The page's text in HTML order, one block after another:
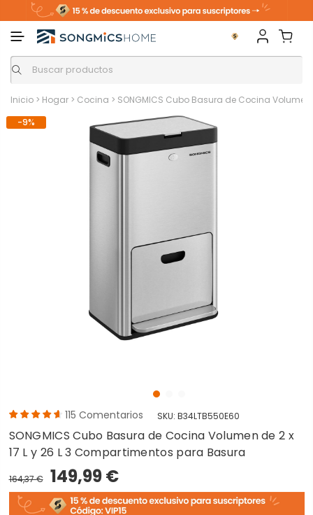
Inicio > Hogar > Cocina > SONGMICS Cubo Basura de Cocina
-9%
115 Comentarios SKU: B34LTB550E60
SONGMICS Cubo Basura de Cocina Volumen de 2 x
17 L y 26 L 3 Compartimentos para Basura
164,37 € 149,99 €